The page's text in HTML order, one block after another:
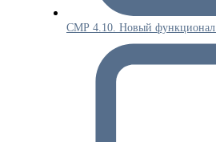
СМР 4.10. Новый функционал.